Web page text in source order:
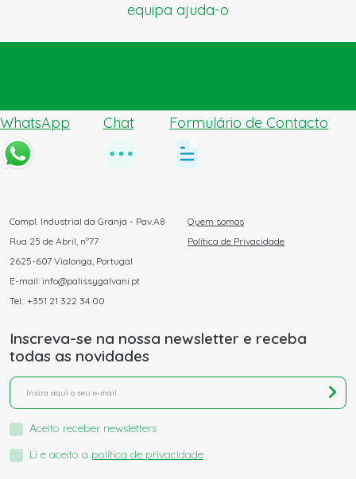
equipa ajuda-o
WhatsApp Chat Formulário de Contacto
Compl. Industrial da Granja - Pav.A8
Rua 25 de Abril, nº77
2625-607 Vialonga, Portugal
E-mail: info@palissygalvani.pt
Tel.: +351 21 322 34 00
Quem somos
Política de Privacidade
Inscreva-se na nossa newsletter e receba
todas as novidades
Aceito receber newsletters
Li e aceito a política de privacidade